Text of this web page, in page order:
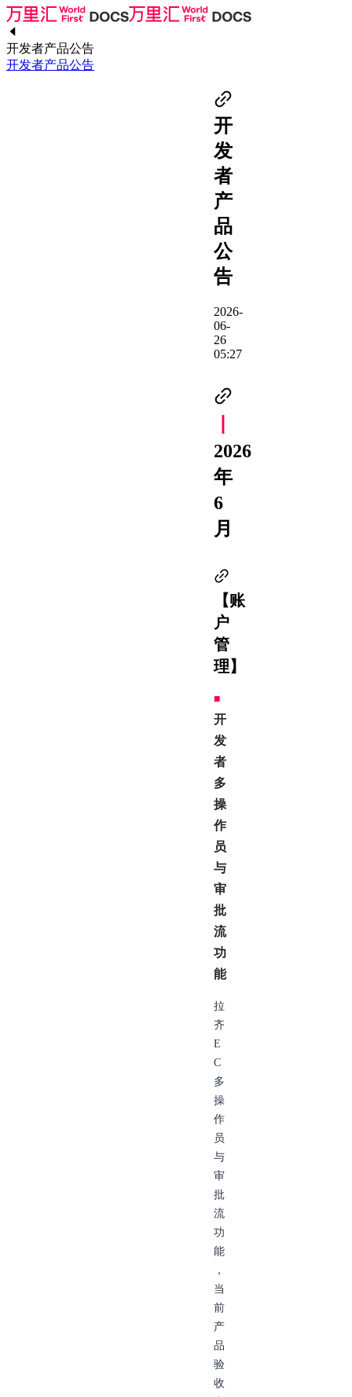
开发者产品公告
开发者产品公告
开
发
者
产
品
公
告
2026-
06-
26
05:27
2026
年
6
月
【账
户
管
理】
■
开
发
者
多
操
作
员
与
审
批
流
功
能
拉
齐
E
C
多
操
作
员
与
审
批
流
功
能
，
当
前
产
品
验
收